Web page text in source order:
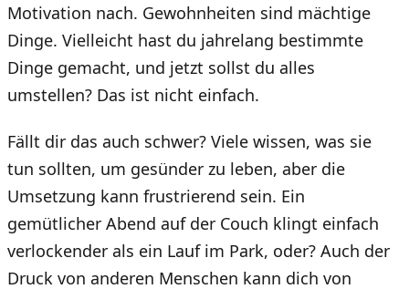
Motivation nach. Gewohnheiten sind mächtige
Dinge. Vielleicht hast du jahrelang bestimmte
Dinge gemacht, und jetzt sollst du alles
umstellen? Das ist nicht einfach.
Fällt dir das auch schwer? Viele wissen, was sie
tun sollten, um gesünder zu leben, aber die
Umsetzung kann frustrierend sein. Ein
gemütlicher Abend auf der Couch klingt einfach
verlockender als ein Lauf im Park, oder? Auch der
Druck von anderen Menschen kann dich von